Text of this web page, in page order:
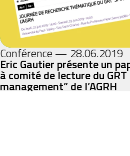
Conférence — 28.06.2019
Eric Gautier présente un
à comité de lecture du
management” de l’AGRH